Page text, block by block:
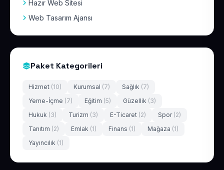
Hazır Web Sitesi
Web Tasarım Ajansı
Paket Kategorileri
Hizmet (10) Kurumsal (7) Sağlık (7)
Yeme-İçme (7) Eğitim (5) Güzellik (3)
Hukuk (3) Turizm (3) E-Ticaret (2) Spor (2)
Tanıtım (2) Emlak (1) Finans (1) Mağaza (1)
Yayıncılık (1)